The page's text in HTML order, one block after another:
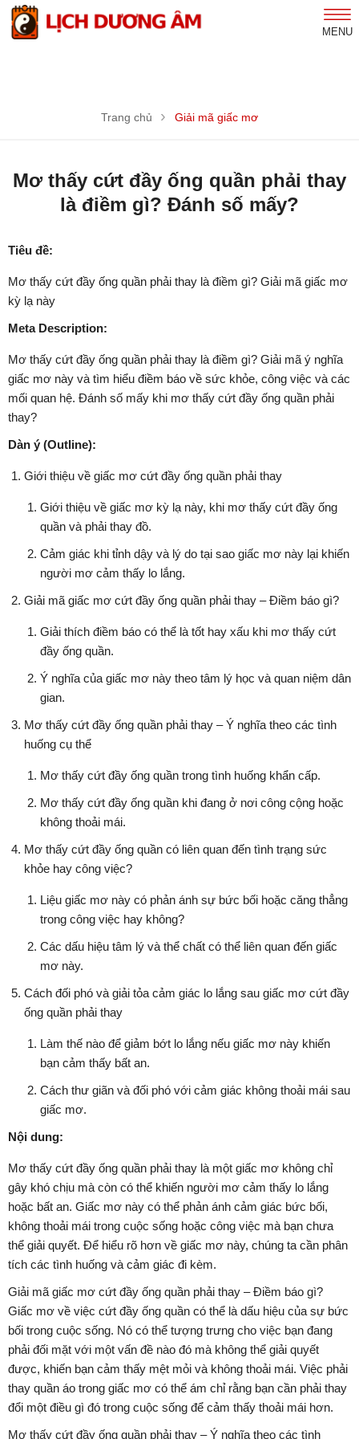
MENU
Trang chủ Giải mã giấc mơ
Mơ thấy cứt đầy ống quần phải thay
là điềm gì? Đánh số mấy?
Tiêu đề:
Mơ thấy cứt đầy ống quần phải thay là điềm gì? Giải mã giấc mơ
kỳ lạ này
Meta Description:
Mơ thấy cứt đầy ống quần phải thay là điềm gì? Giải mã ý nghĩa
giấc mơ này và tìm hiểu điềm báo về sức khỏe, công việc và các
mối quan hệ. Đánh số mấy khi mơ thấy cứt đầy ống quần phải
thay?
Dàn ý (Outline):
Giới thiệu về giấc mơ cứt đầy ống quần phải thay
Giới thiệu về giấc mơ kỳ lạ này, khi mơ thấy cứt đầy ống
quần và phải thay đồ.
Cảm giác khi tỉnh dậy và lý do tại sao giấc mơ này lại khiến
người mơ cảm thấy lo lắng.
Giải mã giấc mơ cứt đầy ống quần phải thay – Điềm báo gì?
Giải thích điềm báo có thể là tốt hay xấu khi mơ thấy cứt
đầy ống quần.
Ý nghĩa của giấc mơ này theo tâm lý học và quan niệm dân
gian.
Mơ thấy cứt đầy ống quần phải thay – Ý nghĩa theo các tình
huống cụ thể
Mơ thấy cứt đầy ống quần trong tình huống khẩn cấp.
Mơ thấy cứt đầy ống quần khi đang ở nơi công cộng hoặc
không thoải mái.
Mơ thấy cứt đầy ống quần có liên quan đến tình trạng sức
khỏe hay công việc?
Liệu giấc mơ này có phản ánh sự bức bối hoặc căng thẳng
trong công việc hay không?
Các dấu hiệu tâm lý và thể chất có thể liên quan đến giấc
mơ này.
Cách đối phó và giải tỏa cảm giác lo lắng sau giấc mơ cứt đầy
ống quần phải thay
Làm thế nào để giảm bớt lo lắng nếu giấc mơ này khiến
bạn cảm thấy bất an.
Cách thư giãn và đối phó với cảm giác không thoải mái sau
giấc mơ.
Nội dung:
Mơ thấy cứt đầy ống quần phải thay là một giấc mơ không chỉ
gây khó chịu mà còn có thể khiến người mơ cảm thấy lo lắng
hoặc bất an. Giấc mơ này có thể phản ánh cảm giác bức bối,
không thoải mái trong cuộc sống hoặc công việc mà bạn chưa
thể giải quyết. Để hiểu rõ hơn về giấc mơ này, chúng ta cần phân
tích các tình huống và cảm giác đi kèm.
Giải mã giấc mơ cứt đầy ống quần phải thay – Điềm báo gì?
Giấc mơ về việc cứt đầy ống quần có thể là dấu hiệu của sự bức
bối trong cuộc sống. Nó có thể tượng trưng cho việc bạn đang
phải đối mặt với một vấn đề nào đó mà không thể giải quyết
được, khiến bạn cảm thấy mệt mỏi và không thoải mái. Việc phải
thay quần áo trong giấc mơ có thể ám chỉ rằng bạn cần phải thay
đổi một điều gì đó trong cuộc sống để cảm thấy thoải mái hơn.
Mơ thấy cứt đầy ống quần phải thay – Ý nghĩa theo các tình